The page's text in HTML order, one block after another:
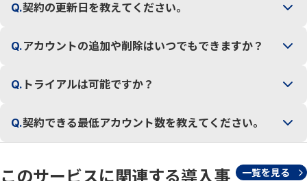
Q.契約の更新日を教えてください。
Q.アカウントの追加や削除はいつでもできますか？
Q. トライアルは可能ですか？
Q.契約できる最低アカウント数を教えてください。
このサービスに関連する導入事
一覧を見る